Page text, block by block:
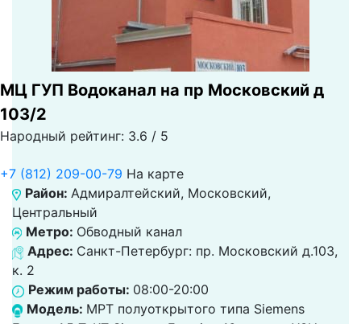
МЦ ГУП Водоканал на пр Московский д
103/2
Народный рейтинг: 3.6 / 5
+7 (812) 209-00-79 На карте
Район: Адмиралтейский, Московский,
Центральный
Метро: Обводный канал
Адрес: Санкт-Петербург: пр. Московский д.103,
к. 2
Режим работы: 08:00-20:00
Модель: МРТ полуоткрытого типа Siemens